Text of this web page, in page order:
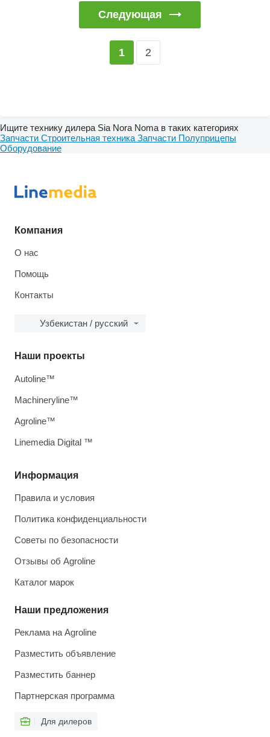
Следующая
1 2
Ищите технику дилера Sia Nora Noma в таких категориях
Запчасти Строительная техника Запчасти Полуприцепы
Оборудование
Компания
О нас
Помощь
Контакты
Узбекистан / русский
Информация
Правила и условия
Политика конфиденциальности
Советы по безопасности
Отзывы об Agroline
Каталог марок
Наши предложения
Реклама на Agroline
Разместить объявление
Разместить баннер
Партнерская программа
Для дилеров
Наши проекты
Autoline™
Machineryline™
Agroline™
Linemedia Digital ™